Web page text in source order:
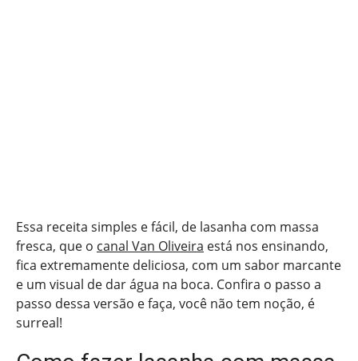
Essa receita simples e fácil, de lasanha com massa
fresca, que o canal Van Oliveira está nos ensinando,
fica extremamente deliciosa, com um sabor marcante
e um visual de dar água na boca. Confira o passo a
passo dessa versão e faça, você não tem noção, é
surreal!